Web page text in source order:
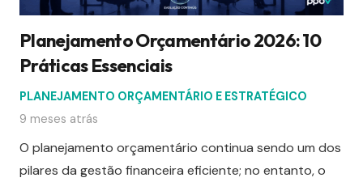
Planejamento Orçamentário 2026: 10
Práticas Essenciais
PLANEJAMENTO ORÇAMENTÁRIO E ESTRATÉGICO
9 meses atrás
O planejamento orçamentário continua sendo um dos
pilares da gestão financeira eficiente; no entanto, o